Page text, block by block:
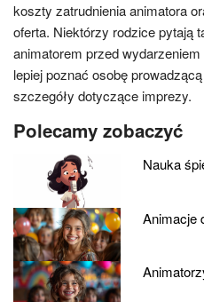
koszty zatrudnienia animatora
oferta. Niektórzy rodzice pytają
animatorem przed
lepiej poznać osobę
szczegóły dotyczące imprezy.
Polecamy zobaczyć
Nauka
Animacje